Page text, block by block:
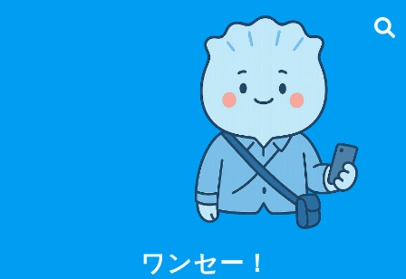
ワンセー！